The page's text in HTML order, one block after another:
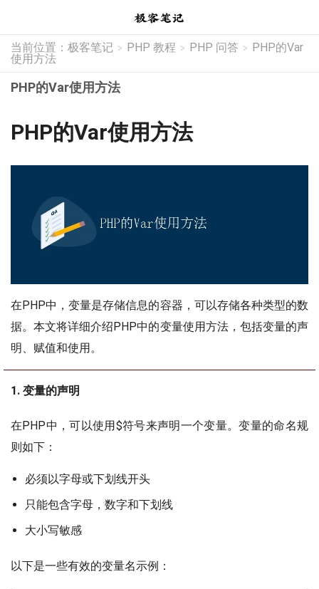
当前位置： 极客笔记 > PHP 教程 > PHP 问答 > PHP的Var
使用方法
PHP的Var使用方法
PHP的Var使用方法
在PHP中，变量是存储信息的容器，可以存储各种类型的数
据。本文将详细介绍PHP中的变量使用方法，包括变量的声
明、赋值和使用。
1. 变量的声明
在PHP中，可以使用$符号来声明一个变量。变量的命名规
则如下：
必须以字母或下划线开头
只能包含字母，数字和下划线
大小写敏感
以下是一些有效的变量名示例：